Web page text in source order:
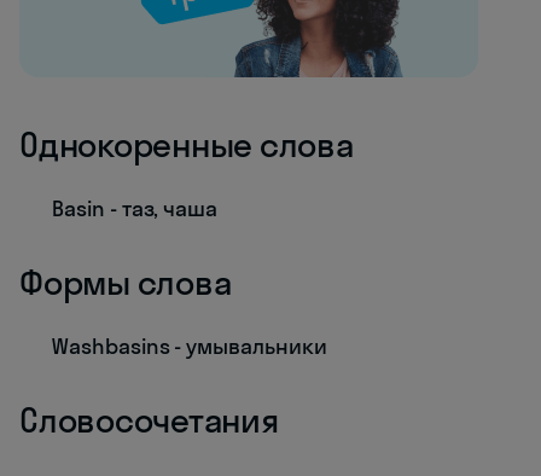
Однокоренные слова
Basin - таз, чаша
Формы слова
Washbasins - умывальники
Словосочетания